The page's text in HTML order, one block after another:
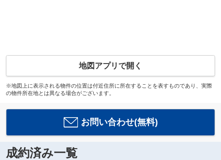
地図アプリで開く
※地図上に表示される物件の位置は付近住所に所在することを表すものであり、実際
の物件所在地とは異なる場合がございます。
お問い合わせ(無料)
成約済み一覧